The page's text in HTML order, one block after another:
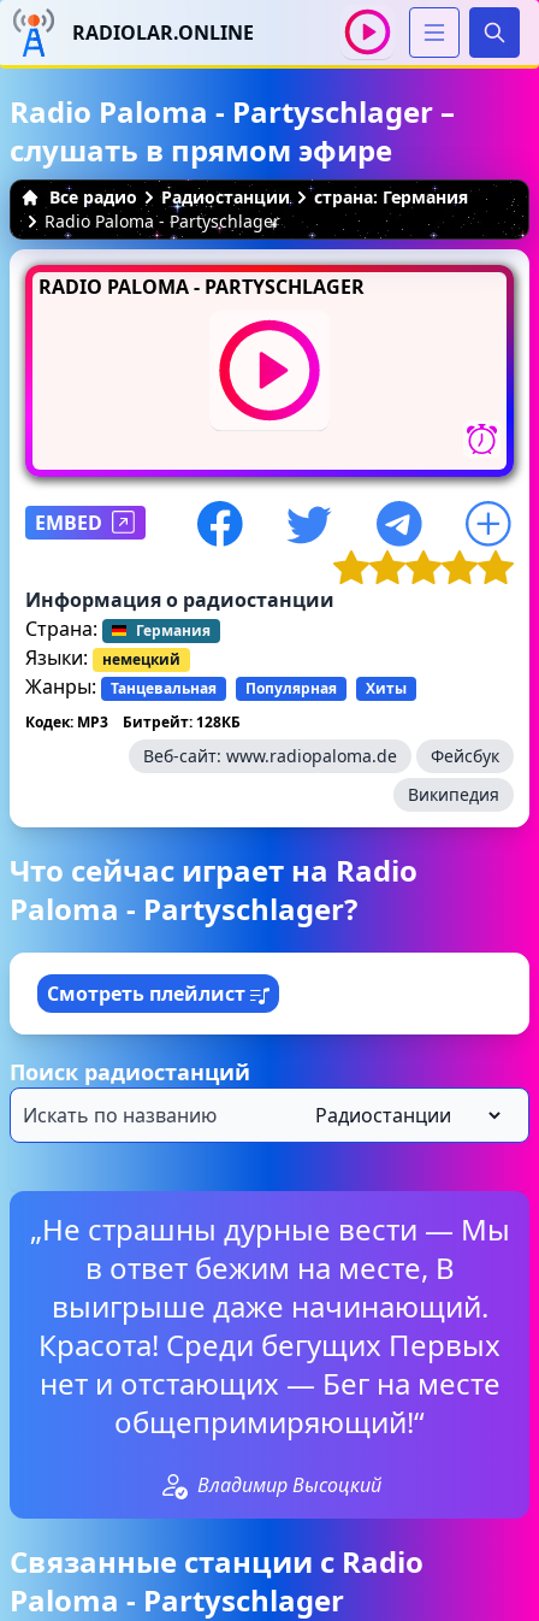
RADIOLAR.ONLINE
Radio Paloma - Partyschlager –
слушать в прямом эфире
Все радио Радиостанции
страна: Германия
Radio Paloma - Partyschlager
RADIO PALOMA - PARTYSCHLAGER
EMBED
Информация о радиостанции
Страна:
Германия
Языки: немецкий
Жанры: Танцевальная Популярная
Хиты
Кодек: MP3
Битрейт: 128КБ
Веб-сайт: www.radiopaloma.de
Фейсбук
Википедия
Что сейчас играет на Radio
Paloma - Partyschlager?
Смотреть плейлист
Поиск радиостанций
„Не страшны дурные вести — Мы
в ответ бежим на месте, В
выигрыше даже начинающий.
Красота! Среди бегущих Первых
нет и отстающих — Бег на месте
общепримиряющий!“
Владимир Высоцкий
Связанные станции с Radio
Paloma - Partyschlager